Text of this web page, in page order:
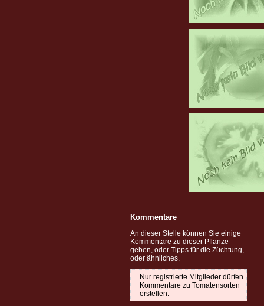
Kommentare
An dieser Stelle können Sie einige
Kommentare zu dieser Pflanze
geben, oder Tipps für die Züchtung,
oder ähnliches.
Nur registrierte Mitglieder dürfen
Kommentare zu Tomatensorten
erstellen.